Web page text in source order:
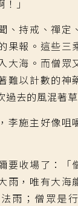
」
持戒、禪定
果報。這些三
大海。而僧眾
難以計數的神
去的風混著草
施主好像咀
收場了：「
雨，唯有大海
雨；僧眾是